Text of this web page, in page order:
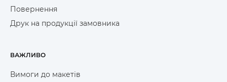
Повернення
Друк на продукції замовника
ВАЖЛИВО
Вимоги до макетів